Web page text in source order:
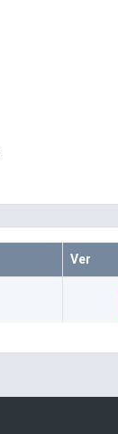
Ver